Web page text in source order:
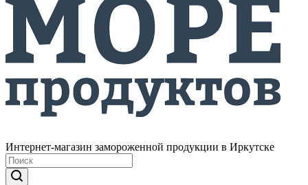
Интернет-магазин замороженной продукции в Иркутске